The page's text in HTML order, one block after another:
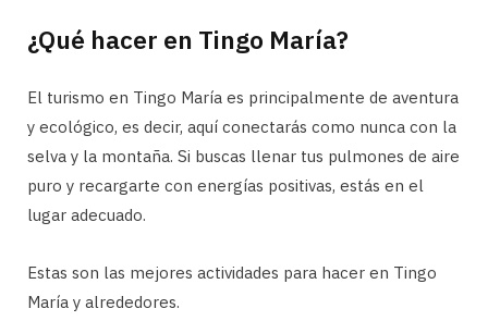
¿Qué hacer en Tingo María?
El turismo en Tingo María es principalmente de aventura
y ecológico, es decir, aquí conectarás como nunca con la
selva y la montaña. Si buscas llenar tus pulmones de aire
puro y recargarte con energías positivas, estás en el
lugar adecuado.
Estas son las mejores actividades para hacer en Tingo
María y alrededores.